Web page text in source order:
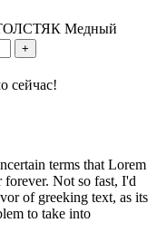
ТОЛСТЯК Медный
сейчас!
terms that Lorem
forever. Not so fast, I'd
of greeking text, as its
to take into